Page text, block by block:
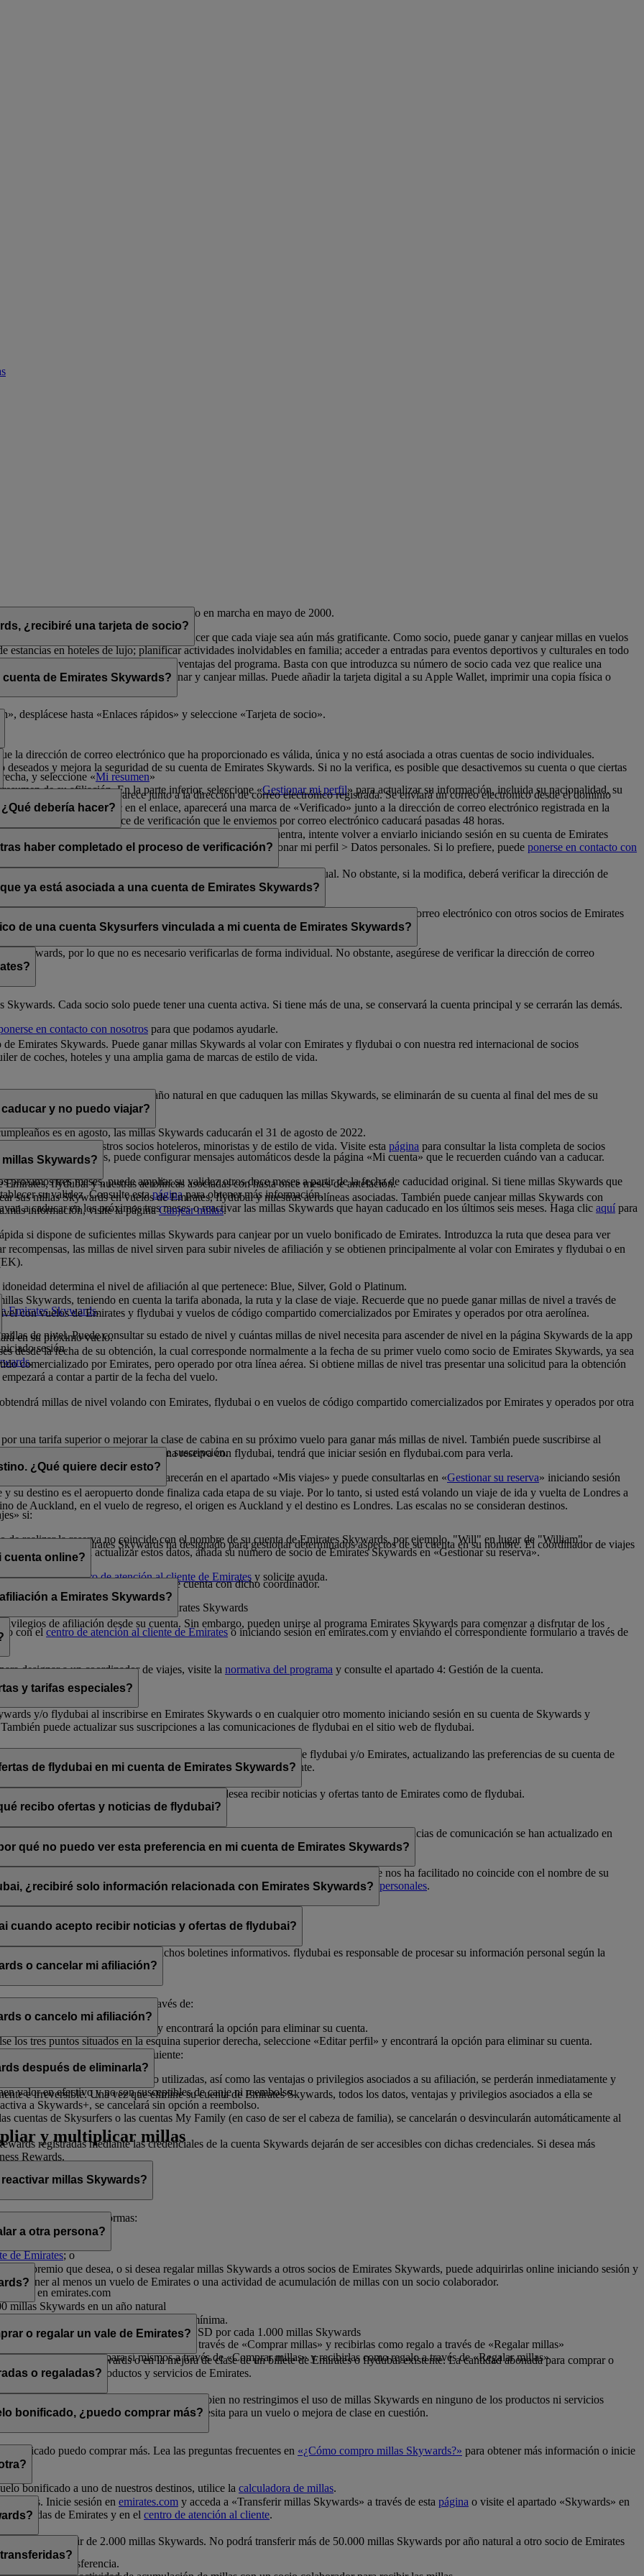
las aerolíneas Emirates y flydubai, puesto en marcha en mayo de 2000.
para complementar su estilo de vida y hacer que cada viaje sea aún más gratificante. Como socio, puede ganar y canjear millas en vuelos
estancias en hoteles de lujo; planificar actividades inolvidables en familia; acceder a entradas para eventos deportivos y culturales en todo
y sus exclusivas ventajas.
¿recibiré una tarjeta de socio?
para poder disfrutar de todas las ventajas del programa. Basta con que introduzca su número de socio cada vez que realice una
de Emirates Skywards para ganar y canjear millas. Puede añadir la tarjeta digital a su Apple Wallet, imprimir una copia física o
desplácese hasta «Enlaces rápidos» y seleccione «Tarjeta de socio».
de Emirates Skywards?
y seleccione «Mi resumen»
de su afiliación. En la parte inferior, seleccione «Gestionar mi perfil» para actualizar su información, incluida su nacionalidad, su
Skywards.
situados en la esquina superior derecha de la pantalla.
la dirección de correo electrónico que ha proporcionado es válida, única y no está asociada a otras cuentas de socio individuales.
y mejora la seguridad de su cuenta de Emirates Skywards. Si no la verifica, es posible que desactivemos su cuenta o que ciertas
«Verificar» que aparece junto a la dirección de correo electrónico registrada. Se enviará un correo electrónico desde el dominio
Al hacer clic en el enlace, aparecerá una marca de «Verificado» junto a la dirección de correo electrónico registrada en la
en cuenta que el enlace de verificación que le enviemos por correo electrónico caducará pasadas 48 horas.
debería hacer?
los mensajes se filtran de forma incorrecta. Si no lo encuentra, intente volver a enviarlo iniciando sesión en su cuenta de Emirates
la opción «Verificar» en la sección Mi resumen > Gestionar mi perfil > Datos personales. Si lo prefiere, puede ponerse en contacto con
haber completado el proceso de verificación?
y única aunque haya verificado su dirección de correo electrónico actual. No obstante, si la modifica, deberá verificar la dirección de
ya está asociada a una cuenta de Emirates Skywards?
a direcciones de correo electrónico que no estén en uso. Si comparte su dirección de correo electrónico con otros socios de Emirates
Póngase en contacto con nosotrospara obtener ayuda.
de una cuenta Skysurfers vinculada a mi cuenta de Emirates Skywards?
Skywards, por lo que no es necesario verificarlas de forma individual. No obstante, asegúrese de verificar la dirección de correo
Skywards. Cada socio solo puede tener una cuenta activa. Si tiene más de una, se conservará la cuenta principal y se cerrarán las demás.
en contacto con nosotros para que podamos ayudarle.
de Emirates Skywards. Puede ganar millas Skywards al volar con Emirates y flydubai o con nuestra red internacional de socios
de coches, hoteles y una amplia gama de marcas de estilo de vida.
fecha en que se obtienen. En el año natural en que caduquen las millas Skywards, se eliminarán de su cuenta al final del mes de su
es en agosto, las millas Skywards caducarán el 31 de agosto de 2022.
próximos doce meses, puede configurar mensajes automáticos desde la página «Mi cuenta» que le recuerden cuándo van a caducar.
próximos tres meses, puede ampliar su validez otros doce meses a partir de la fecha de caducidad original. Si tiene millas Skywards que
su validez. Consulte estapáginapara obtener más información.
y no puedo viajar?
en premios con nuestros socios hoteleros, minoristas y de estilo de vida. Visite esta página para consultar la lista completa de socios
flydubai y nuestras aerolíneas asociadas con hasta once meses de antelación.
a caducar en los próximos tres meses o reactivar las millas Skywards que hayan caducado en los últimos seis meses. Haga clic aquí para
Skywards?
sus millas Skywards en vuelos de Emirates, flydubai y nuestras aerolíneas asociadas. También puede canjear millas Skywards con
más información, visite la páginaCanjear millas.
si dispone de suficientes millas Skywards para canjear por un vuelo bonificado de Emirates. Introduzca la ruta que desea para ver
recompensas, las millas de nivel sirven para subir niveles de afiliación y se obtienen principalmente al volar con Emirates y flydubai o en
determina el nivel de afiliación al que pertenece: Blue, Silver, Gold o Platinum.
Emirates Skywards.
de nivel. Puede consultar su estado de nivel y cuántas millas de nivel necesita para ascender de nivel en la página Skywards de la app
sesión.
Skywards, teniendo en cuenta la tarifa abonada, la ruta y la clase de viaje. Recuerde que no puede ganar millas de nivel a través de
con vuelos de Emirates y flydubai y vuelos de código compartido comercializados por Emirates y operados por otra aerolínea.
en su próximo vuelo.
.
desde la fecha de su obtención, la cual corresponde normalmente a la fecha de su primer vuelo como socio de Emirates Skywards, ya sea
comercializado por Emirates, pero operado por otra línea aérea. Si obtiene millas de nivel tras presentar una solicitud para la obtención
a contar a partir de la fecha del vuelo.
millas de nivel volando con Emirates, flydubai o en vuelos de código compartido comercializados por Emirates y operados por otra
una tarifa superior o mejorar la clase de cabina en su próximo vuelo para ganar más millas de nivel. También puede suscribirse al
millas de nivel durante el período de suscripción.
con Emirates. Si dispone de una reserva con flydubai, tendrá que iniciar sesión en flydubai.com para verla.
con millas Skywards) también aparecerán en el apartado «Mis viajes» y puede consultarlas en «Gestionar su reserva» iniciando sesión
si:
de realizar la reserva no coincide con el nombre de su cuenta de Emirates Skywards, por ejemplo, "Will" en lugar de "William".
a la reserva. Para actualizar estos datos, añada su número de socio de Emirates Skywards en «Gestionar su reserva».
llame a uncentro de atención al cliente de Emirates y solicite ayuda.
¿Qué quiere decir esto?
y su destino es el aeropuerto donde finaliza cada etapa de su viaje. Por lo tanto, si usted está volando un viaje de ida y vuelta de Londres a
de Auckland, en el vuelo de regreso, el origen es Auckland y el destino es Londres. Las escalas no se consideran destinos.
un socio de Emirates Skywards ha designado para gestionar determinados aspectos de su cuenta en su nombre. El coordinador de viajes
con la afiliación del socio a Emirates Skywards
con el centro de atención al cliente de Emirateso iniciando sesión en emirates.com y enviando el correspondiente formulario a través de
designar a un coordinador de viajes, visite la normativa del programa y consulte el apartado 4: Gestión de la cuenta.
cuenta online?
que comparta sus credenciales de cuenta con dicho coordinador.
a Emirates Skywards?
de afiliación desde su cuenta. Sin embargo, pueden unirse al programa Emirates Skywards para comenzar a disfrutar de los
y tarifas especiales?
y/o flydubai al inscribirse en Emirates Skywards o en cualquier otro momento iniciando sesión en su cuenta de Skywards y
puede actualizar sus suscripciones a las comunicaciones de flydubai en el sitio web de flydubai.
de baja» que encontrará al final de los correos electrónicos de flydubai y/o Emirates, actualizando las preferencias de su cuenta de
a través de su chat en directo o su centro de atención al cliente.
de flydubai en mi cuenta de Emirates Skywards?
flydubai. Por tanto, tiene la opción de decidir si desea recibir noticias y ofertas tanto de Emirates como de flydubai.
recibo ofertas y noticias de flydubai?
a las noticias y ofertas de Emirates, Emirates Skywards o flydubai. Sus preferencias de comunicación se han actualizado en
qué no puedo ver esta preferencia en mi cuenta de Emirates Skywards?
está asociada con varios números de socio de Emirates Skywards o el nombre que nos ha facilitado no coincide con el nombre de su
Skywards y actualice sus suscripciones por correo electrónico enPreferencias personales.
¿recibiré solo información relacionada con Emirates Skywards?
cuando acepto recibir noticias y ofertas de flydubai?
con el fin de enviarle dichos boletines informativos. flydubai es responsable de procesar su información personal según la
o cancelar mi afiliación?
en cualquier momento a través de:
» y encontrará la opción para eliminar su cuenta.
los tres puntos situados en la esquina superior derecha, seleccione «Editar perfil» y encontrará la opción para eliminar su cuenta.
o cancelo mi afiliación?
afiliación, tenga en cuenta lo siguiente:
Skywards y recompensas no utilizadas, así como las ventajas o privilegios asociados a su afiliación, se perderán inmediatamente y
valor en efectivo y no son susceptibles de canje ni reembolso.
a Skywards+, se cancelará sin opción a reembolso.
cuentas de Skysurfers o las cuentas My Family (en caso de ser el cabeza de familia), se cancelarán o desvincularán automáticamente al
registradas mediante las credenciales de la cuenta Skywards dejarán de ser accesibles con dichas credenciales. Si desea más
Rewards.
después de eliminarla?
e irreversible. Una vez que elimine su cuenta de Emirates Skywards, todos los datos, ventajas y privilegios asociados a ella se
y multiplicar millas
millas Skywards?
de las siguientes formas:
de Emirates; o
sesión en emirates.com
a otra persona?
el premio que desea, o si desea regalar millas Skywards a otros socios de Emirates Skywards, puede adquirirlas online iniciando sesión y
tener al menos un vuelo de Emirates o una actividad de acumulación de millas con un socio colaborador.
millas Skywards en un año natural
por cada transacción, a un precio de 30 USD por cada 1.000 millas Skywards
de 1.000, siendo 2.000 la cantidad mínima.
millas en un año natural para sí mismos a través de «Comprar millas» y recibirlas como regalo a través de «Regalar millas»
en un año natural para sí mismos a través de «Comprar millas» y recibirlas como regalo a través de «Regalar millas»
o regalar un vale de Emirates?
en vuelos Classic Rewards o en la mejora de clase de un billete de Emirates o flydubai existente. La cantidad abonada para comprar o
para la compra de productos y servicios de Emirates.
o regaladas?
Classic Rewards y mejoras de clase. Si bien no restringimos el uso de millas Skywards en ninguno de los productos ni servicios
de millaspara comprobar cuántas millas necesita para un vuelo o mejora de clase en cuestión.
bonificado, ¿puedo comprar más?
puedo comprar más. Lea las preguntas frecuentes en «¿Cómo compro millas Skywards?» para obtener más información o inicie
bonificado a uno de nuestros destinos, utilice la calculadora de millas.
Inicie sesión en emirates.com y acceda a «Transferir millas Skywards» a través de esta página o visite el apartado «Skywards» en
tiendas de Emirates y en el centro de atención al cliente.
a realizar la transferencia.
siempre a partir de 2.000 millas Skywards. No podrá transferir más de 50.000 millas Skywards por año natural a otro socio de Emirates